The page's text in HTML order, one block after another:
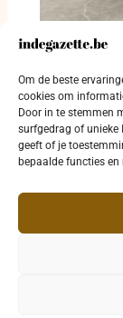
Om de beste
cookies om
Door in te stemmen
surfgedrag of unieke
geeft of je
bepaalde functies en
84.500
Diksmuide
technische
vragen
20 juli 2026
Copyright ©